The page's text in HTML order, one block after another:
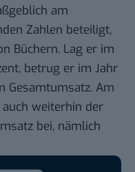
am
Zahlen beteiligt,
Büchern. Lag er im
betrug er im Jahr
Gesamtumsatz. Am
weiterhin der
bei, nämlich